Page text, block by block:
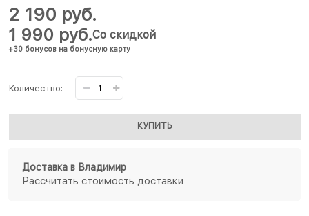
1 990 руб.
+30 бонусов на бонусную карту
Со скидкой
2 190 руб.
Количество:
КУПИТЬ
Доставка в Владимир
Рассчитать стоимость доставки